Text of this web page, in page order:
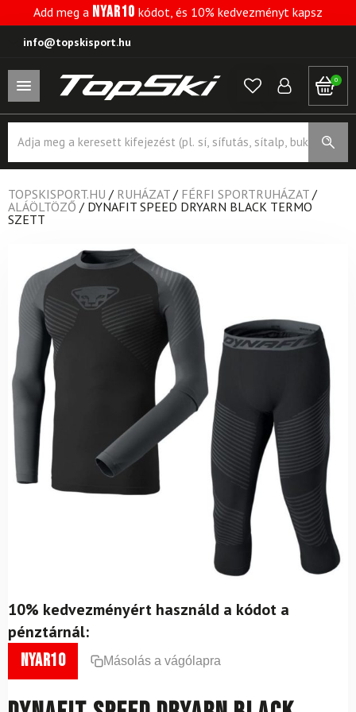
Add meg a NYAR10 kódot, és 10% kedvezményt kapsz
info@topskisport.hu
0
search
TOPSKISPORT.HU / RUHÁZAT / FÉRFI SPORTRUHÁZAT /
ALÁÖLTÖZŐ / DYNAFIT SPEED ​​DRYARN BLACK TERMO
SZETT
10% kedvezményért használd a kódot a
pénztárnál:
nyar10 Másolás a vágólapra